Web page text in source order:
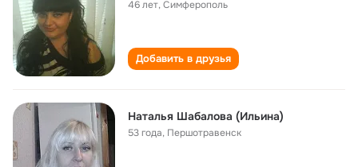
46 лет,Симферополь
Добавить в друзья
Наталья Шабалова (Ильина)
53 года, Першотравенск